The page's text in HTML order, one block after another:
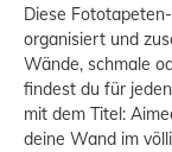
Diese
organisiert und
Wände, schmale
findest du für
mit dem Titel:
deine Wand im